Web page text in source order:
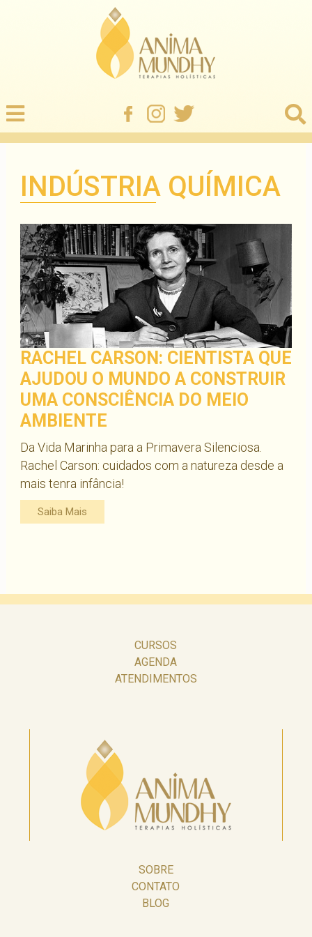
INDÚSTRIA QUÍMICA
RACHEL CARSON: CIENTISTA QUE
AJUDOU O MUNDO A CONSTRUIR
UMA CONSCIÊNCIA DO MEIO
AMBIENTE
Da Vida Marinha para a Primavera Silenciosa.
Rachel Carson: cuidados com a natureza desde a
mais tenra infância!
Saiba Mais
CURSOS
AGENDA
ATENDIMENTOS
SOBRE
CONTATO
BLOG